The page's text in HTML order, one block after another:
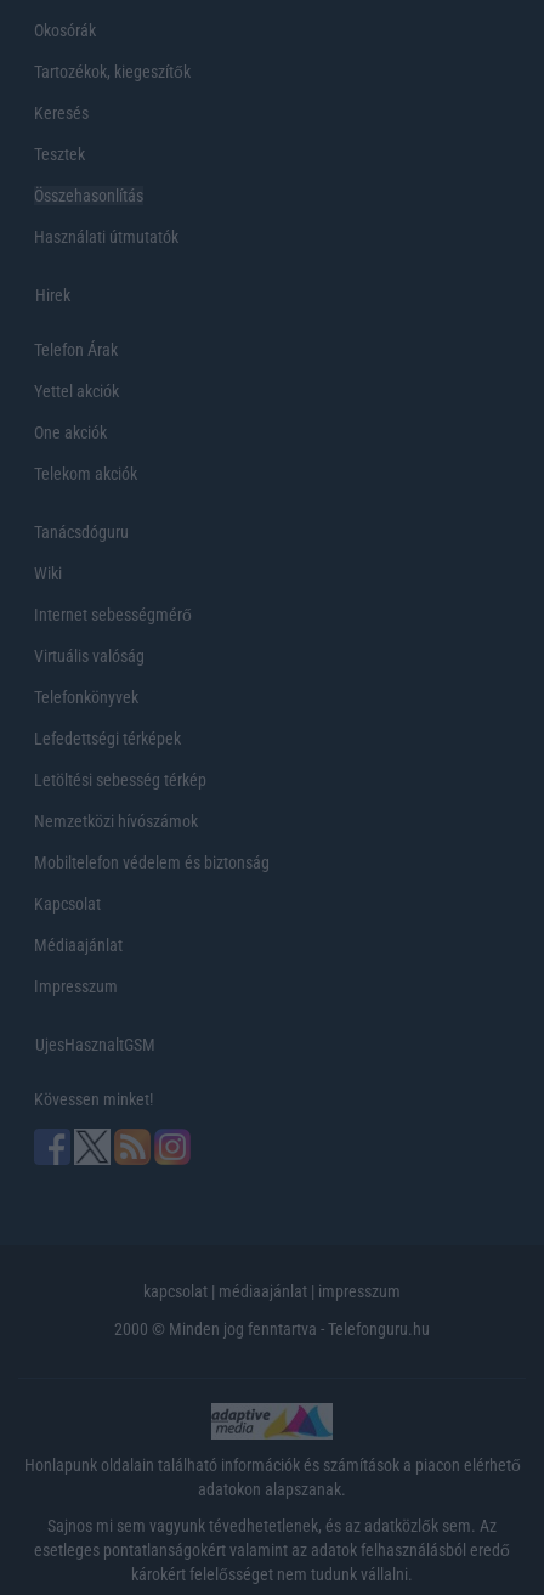
Okosórák
Tartozékok, kiegeszítők
Keresés
Tesztek
Összehasonlítás
Használati útmutatók
Hirek
Telefon Árak
Yettel akciók
One akciók
Telekom akciók
Tanácsdóguru
Wiki
Internet sebességmérő
Virtuális valóság
Telefonkönyvek
Lefedettségi térképek
Letöltési sebesség térkép
Nemzetközi hívószámok
Mobiltelefon védelem és biztonság
Kapcsolat
Médiaajánlat
Impresszum
UjesHasznaltGSM
Kövessen minket!
kapcsolat | médiaajánlat | impresszum
2000 © Minden jog fenntartva - Telefonguru.hu
Honlapunk oldalain található információk és számítások a piacon elérhető
adatokon alapszanak.
Sajnos mi sem vagyunk tévedhetetlenek, és az adatközlők sem. Az
esetleges pontatlanságokért valamint az adatok felhasználásból eredő
károkért felelősséget nem tudunk vállalni.